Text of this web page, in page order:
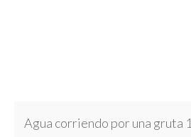
Agua corriendo por una gruta 1